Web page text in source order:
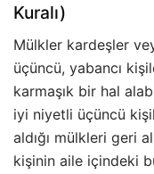
Kuralı)
Mülkler kardeşler
üçüncü, yabancı
karmaşık bir hal
iyi niyetli üçüncü
aldığı mülkleri geri
kişinin aile içindeki